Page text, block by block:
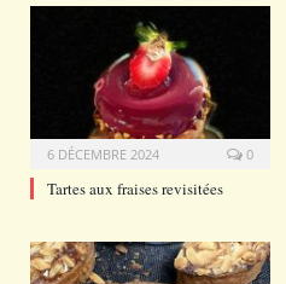
6 DÉCEMBRE 2024 0
Tartes aux fraises revisitées